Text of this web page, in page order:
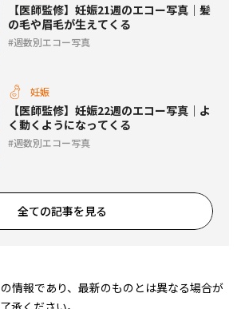
【医師監修】妊娠21週のエコー写真｜髪
の毛や眉毛が生えてくる
週数別エコー写真
妊娠
【医師監修】妊娠22週のエコー写真｜よ
く動くようになってくる
週数別エコー写真
全ての記事を見る
情報であり、最新のものとは異なる場合が